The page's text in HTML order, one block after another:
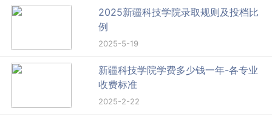
2025新疆科技学院录取规则及投档比
例
2025-5-19
新疆科技学院学费多少钱一年-各专业
收费标准
2025-2-22